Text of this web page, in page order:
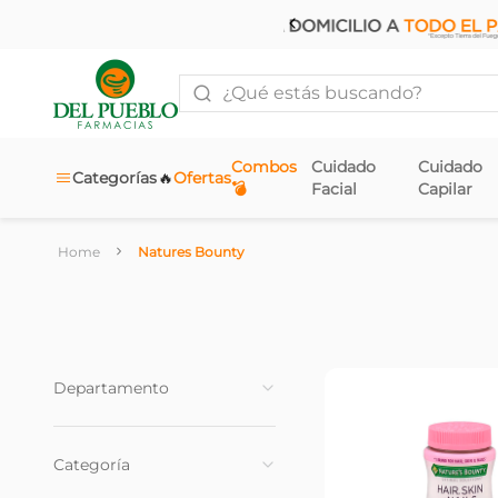
¿Qué estás buscando?
Categorías Ofertas
🔥
Combos
💣
Cuidado
Facial
Cuidado
Capilar
Natures Bounty
Departamento
Categoría